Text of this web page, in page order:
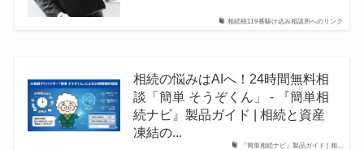
相続税119番駆け込み相談所へのリンク
『簡単相続ナビ』製品ガイド | 相...
相続の悩みはAIへ！24時間無料相
談「簡単 そうぞくん」 - 『簡単相
続ナビ』製品ガイド | 相続と資産
凍結の...